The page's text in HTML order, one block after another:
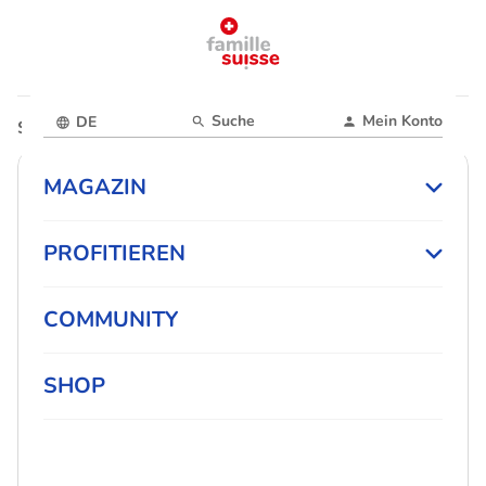
DE Suche Mein Konto
MAGAZIN
PROFITIEREN
COMMUNITY
SHOP
Startseite Magazin